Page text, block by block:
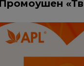
Промоушен